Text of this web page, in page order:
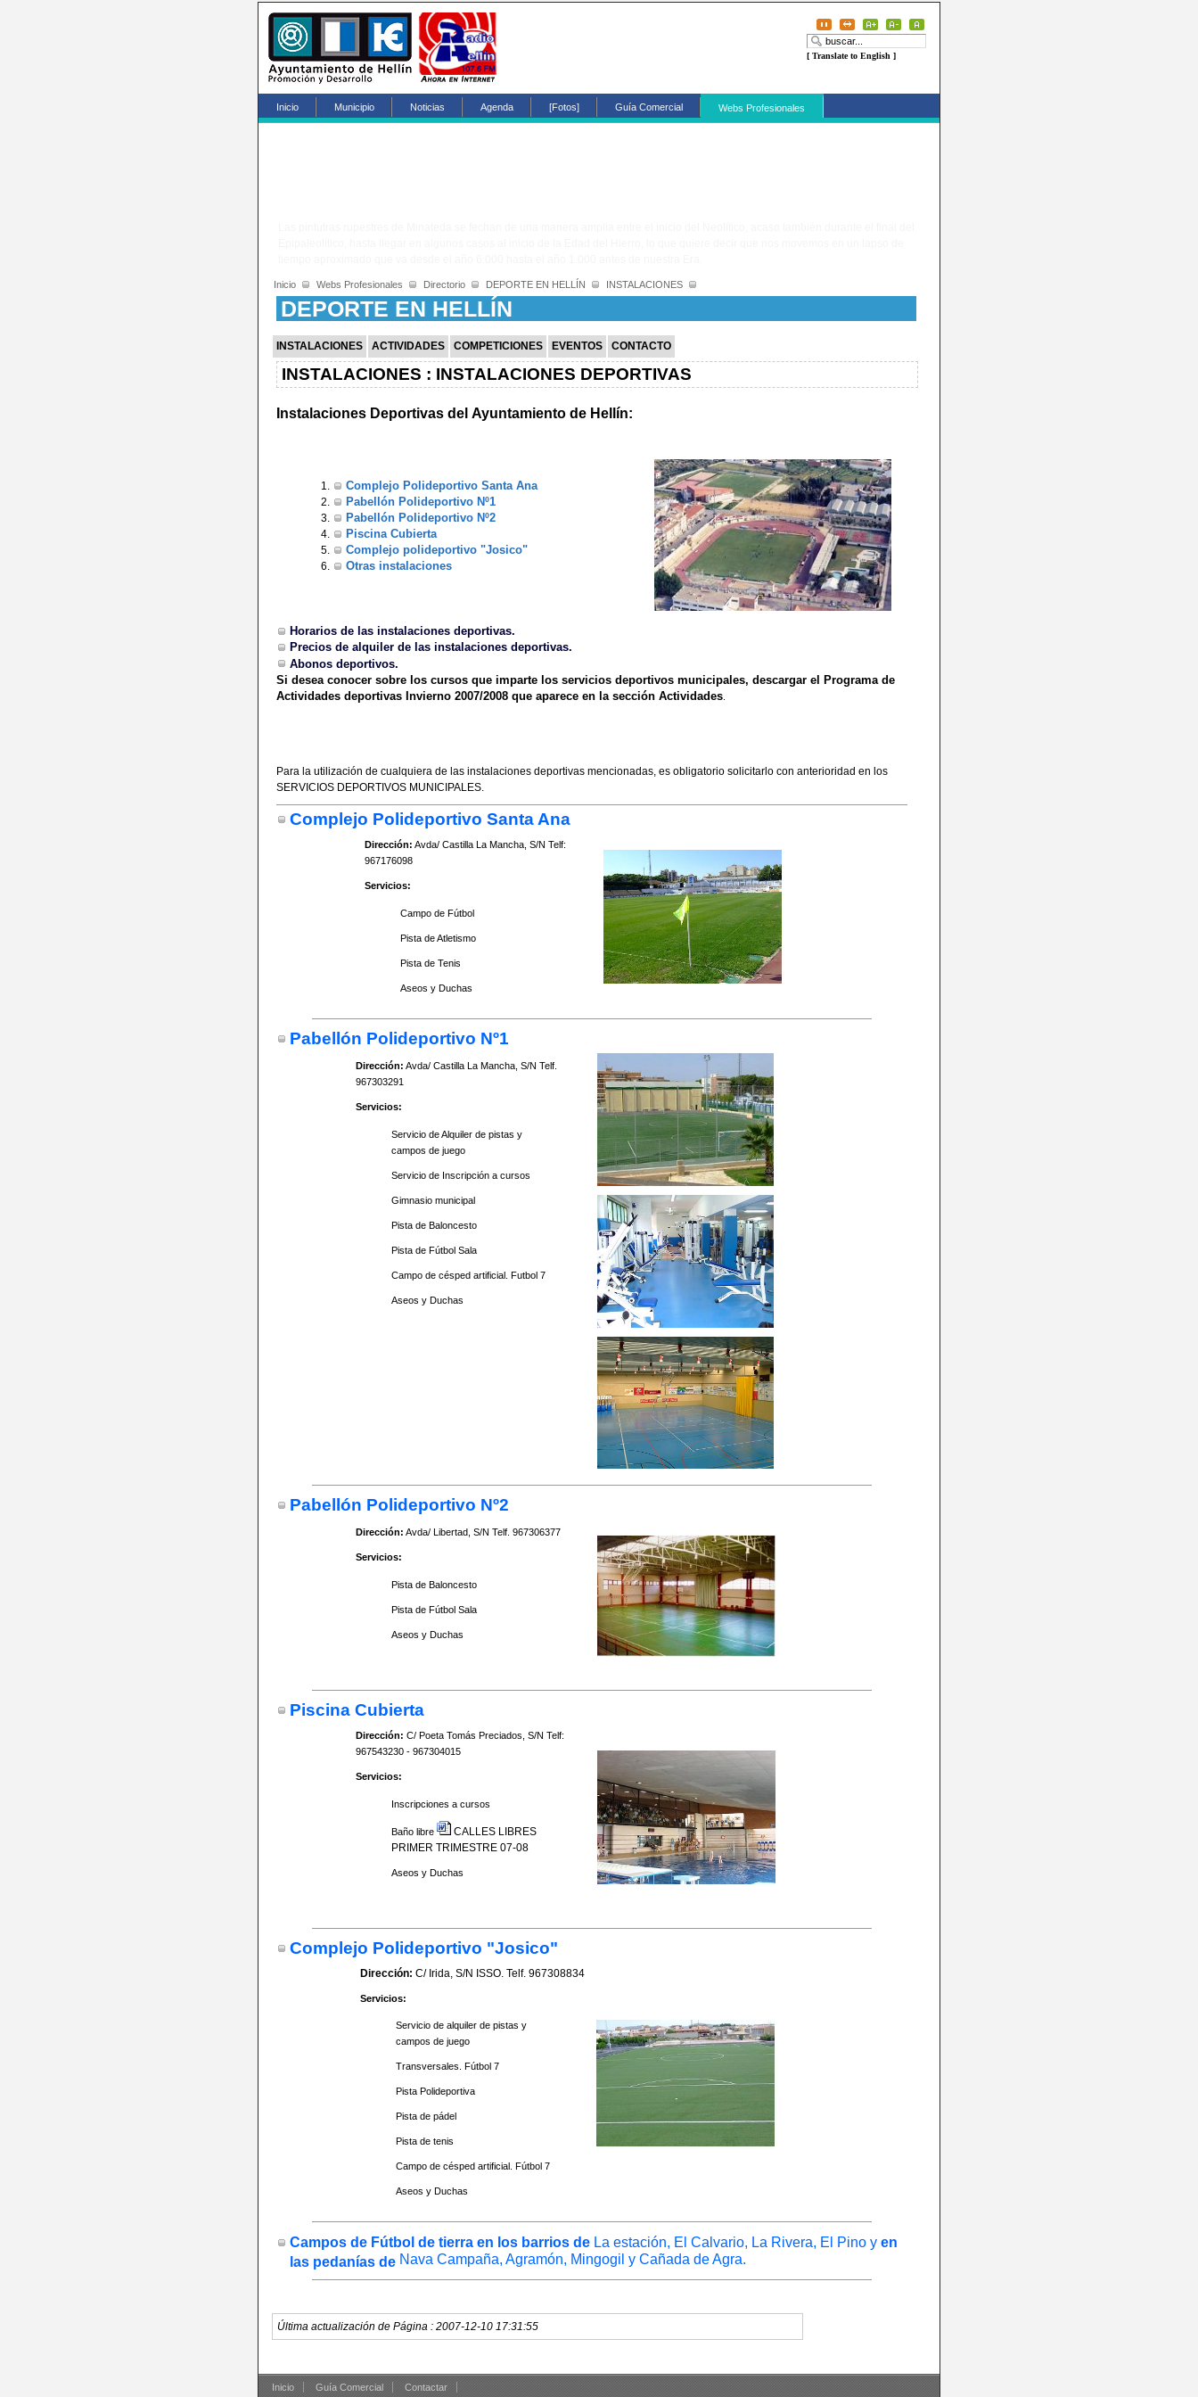
[ Translate to English ]
Inicio Municipio Noticias Agenda [Fotos] Guía Comercial Webs Profesionales
Inicio Webs Profesionales Directorio DEPORTE EN HELLÍN INSTALACIONES
DEPORTE EN HELLÍN
INSTALACIONES ACTIVIDADES COMPETICIONES EVENTOS CONTACTO
INSTALACIONES : INSTALACIONES DEPORTIVAS
Instalaciones Deportivas del Ayuntamiento de Hellín:
Complejo Polideportivo Santa Ana
Pabellón Polideportivo Nº1
Pabellón Polideportivo Nº2
Piscina Cubierta
Complejo polideportivo "Josico"
Otras instalaciones
Horarios de las instalaciones deportivas.
Precios de alquiler de las instalaciones deportivas.
Abonos deportivos.
Si desea conocer sobre los cursos que imparte los servicios deportivos municipales, descargar el Programa de
Actividades deportivas Invierno 2007/2008 que aparece en la sección Actividades
Para la utilización de cualquiera de las instalaciones deportivas mencionadas, es obligatorio solicitarlo con anterioridad en los
SERVICIOS DEPORTIVOS MUNICIPALES.
Complejo Polideportivo Santa Ana
Dirección: Avda/ Castilla La Mancha, S/N Telf:
967176098
Servicios:
Campo de Fútbol
Pista de Atletismo
Pista de Tenis
Aseos y Duchas
Pabellón Polideportivo Nº1
Dirección: Avda/ Castilla La Mancha, S/N Telf.
967303291
Servicios:
Servicio de Alquiler de pistas y
campos de juego
Servicio de Inscripción a cursos
Gimnasio municipal
Pista de Baloncesto
Pista de Fútbol Sala
Campo de césped artificial. Futbol 7
Aseos y Duchas
Pabellón Polideportivo Nº2
Dirección: Avda/ Libertad, S/N Telf. 967306377
Servicios:
Pista de Baloncesto
Pista de Fútbol Sala
Aseos y Duchas
Piscina Cubierta
Dirección: C/ Poeta Tomás Preciados, S/N Telf:
967543230 - 967304015
Servicios:
Inscripciones a cursos
Baño libre
CALLES LIBRES
PRIMER TRIMESTRE 07-08
Aseos y Duchas
Complejo Polideportivo "Josico"
Dirección: C/ Irida, S/N ISSO. Telf. 967308834
Servicios:
Servicio de alquiler de pistas y
campos de juego
Transversales. Fútbol 7
Pista Polideportiva
Pista de pádel
Pista de tenis
Campo de césped artificial. Fútbol 7
Aseos y Duchas
Campos de Fútbol de tierra en los barrios de La estación, El Calvario, La Rivera, El Pino y en
las pedanías de Nava Campaña, Agramón, Mingogil y Cañada de Agra.
Última actualización de Página : 2007-12-10 17:31:55
Inicio Guía Comercial Contactar